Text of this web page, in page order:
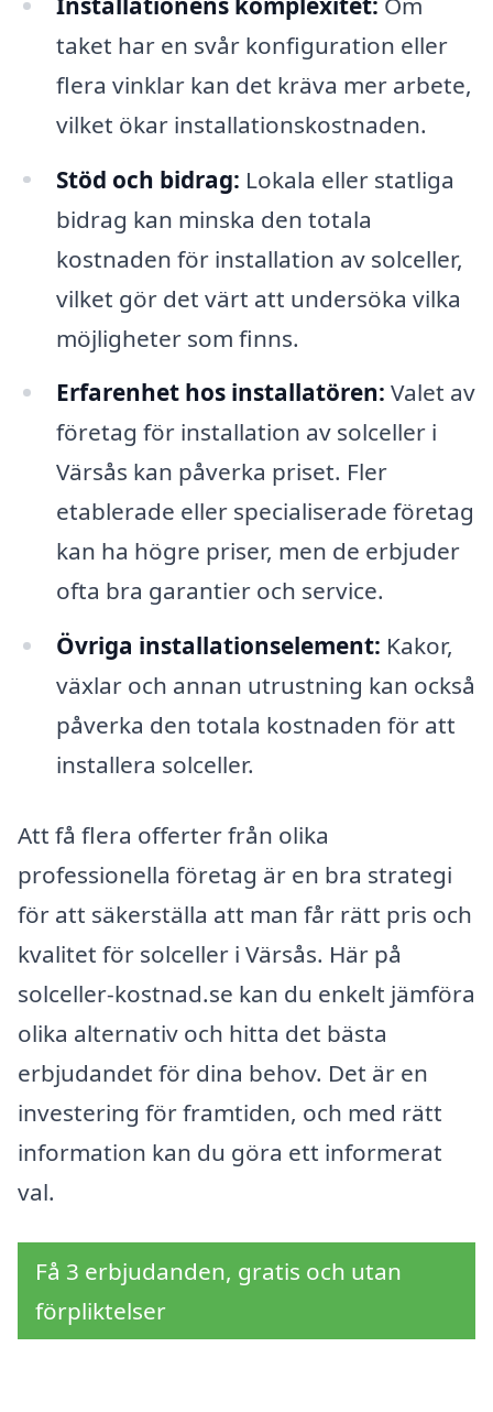
taket har en svår konfiguration eller
flera vinklar kan det kräva mer arbete,
vilket ökar installationskostnaden.
Stöd och bidrag: Lokala eller statliga
bidrag kan minska den totala
kostnaden för installation av solceller,
vilket gör det värt att undersöka vilka
möjligheter som finns.
Erfarenhet hos installatören: Valet av
företag för installation av solceller i
Värsås kan påverka priset. Fler
etablerade eller specialiserade företag
kan ha högre priser, men de erbjuder
ofta bra garantier och service.
Övriga installationselement: Kakor,
växlar och annan utrustning kan också
påverka den totala kostnaden för att
installera solceller.
Att få flera offerter från olika
professionella företag är en bra strategi
för att säkerställa att man får rätt pris och
kvalitet för solceller i Värsås. Här på
solceller-kostnad.se kan du enkelt jämföra
olika alternativ och hitta det bästa
erbjudandet för dina behov. Det är en
investering för framtiden, och med rätt
information kan du göra ett informerat
val.
Få 3 erbjudanden, gratis och utan
förpliktelser